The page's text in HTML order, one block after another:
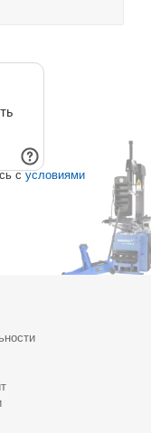
с условиями